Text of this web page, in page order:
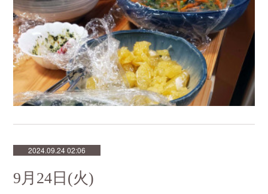
2024.09.24 02:06
9月24日(火)